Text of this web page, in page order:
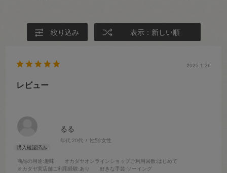
絞り込み 表示：新しい順
るる
年代:20代 性別:女性
商品の用途:趣味 オカダヤオンラインショップご利用回数:はじめて
オカダヤ実店舗ご利用経験:あり 好きな手芸:ソーイング
2025.1.26
レビュー